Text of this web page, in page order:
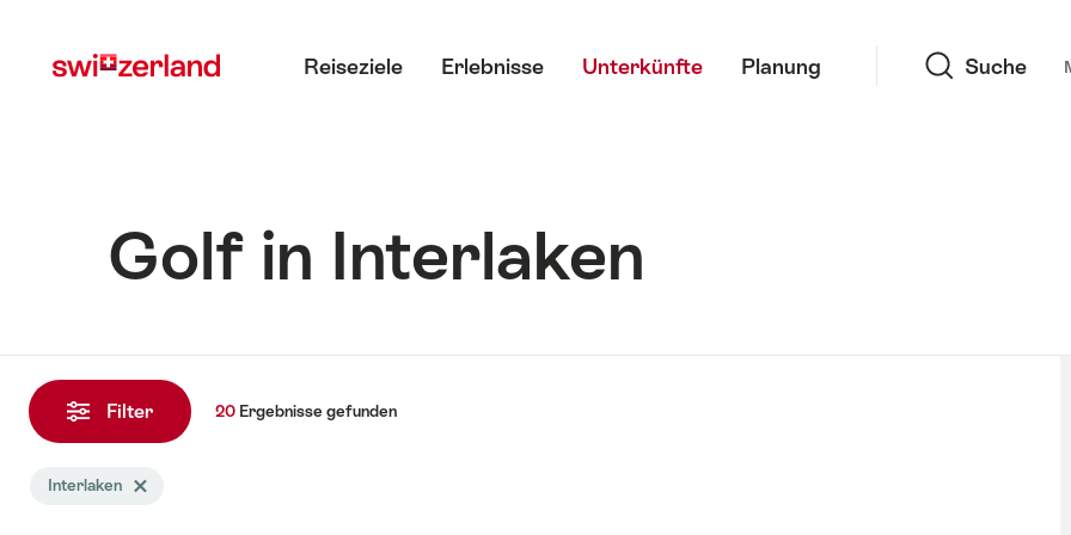
myswitzerland.com
Reiseziele Erlebnisse Unterkünfte Planung Suche
Golf in Interlaken
Ergebnisse
gefunden
Filter 20 Ergebnissegefunden
DieInterlakenTag Interlaken löschen